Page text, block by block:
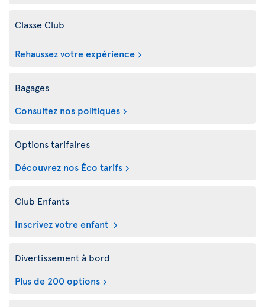
Classe Club
Rehaussez votre expérience
Bagages
Consultez nos politiques
Options tarifaires
Découvrez nos Éco tarifs
Club Enfants
Inscrivez votre enfant
Divertissement à bord
Plus de 200 options